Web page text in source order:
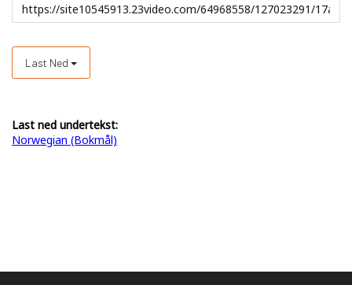
Last Ned
Last ned undertekst:
Norwegian (Bokmål)